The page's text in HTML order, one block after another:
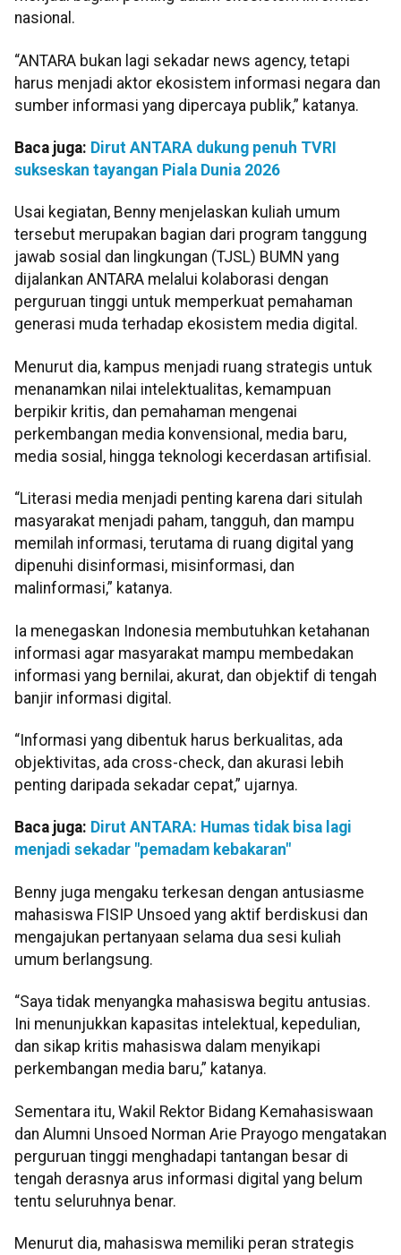
nasional.
“ANTARA bukan lagi sekadar news agency, tetapi
harus menjadi aktor ekosistem informasi negara dan
sumber informasi yang dipercaya publik,” katanya.
Baca juga: Dirut ANTARA dukung penuh TVRI
sukseskan tayangan Piala Dunia 2026
Usai kegiatan, Benny menjelaskan kuliah umum
tersebut merupakan bagian dari program tanggung
jawab sosial dan lingkungan (TJSL) BUMN yang
dijalankan ANTARA melalui kolaborasi dengan
perguruan tinggi untuk memperkuat pemahaman
generasi muda terhadap ekosistem media digital.
Menurut dia, kampus menjadi ruang strategis untuk
menanamkan nilai intelektualitas, kemampuan
berpikir kritis, dan pemahaman mengenai
perkembangan media konvensional, media baru,
media sosial, hingga teknologi kecerdasan artifisial.
“Literasi media menjadi penting karena dari situlah
masyarakat menjadi paham, tangguh, dan mampu
memilah informasi, terutama di ruang digital yang
dipenuhi disinformasi, misinformasi, dan
malinformasi,” katanya.
Ia menegaskan Indonesia membutuhkan ketahanan
informasi agar masyarakat mampu membedakan
informasi yang bernilai, akurat, dan objektif di tengah
banjir informasi digital.
“Informasi yang dibentuk harus berkualitas, ada
objektivitas, ada cross-check, dan akurasi lebih
penting daripada sekadar cepat,” ujarnya.
Baca juga: Dirut ANTARA: Humas tidak bisa lagi
menjadi sekadar "pemadam kebakaran"
Benny juga mengaku terkesan dengan antusiasme
mahasiswa FISIP Unsoed yang aktif berdiskusi dan
mengajukan pertanyaan selama dua sesi kuliah
umum berlangsung.
“Saya tidak menyangka mahasiswa begitu antusias.
Ini menunjukkan kapasitas intelektual, kepedulian,
dan sikap kritis mahasiswa dalam menyikapi
perkembangan media baru,” katanya.
Sementara itu, Wakil Rektor Bidang Kemahasiswaan
dan Alumni Unsoed Norman Arie Prayogo mengatakan
perguruan tinggi menghadapi tantangan besar di
tengah derasnya arus informasi digital yang belum
tentu seluruhnya benar.
Menurut dia, mahasiswa memiliki peran strategis